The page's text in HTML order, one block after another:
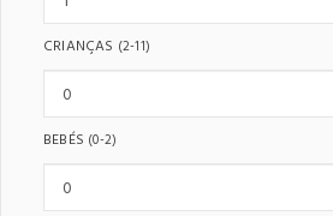
CRIANÇAS (2-11)
BEBÉS (0-2)